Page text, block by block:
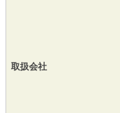
取扱会社